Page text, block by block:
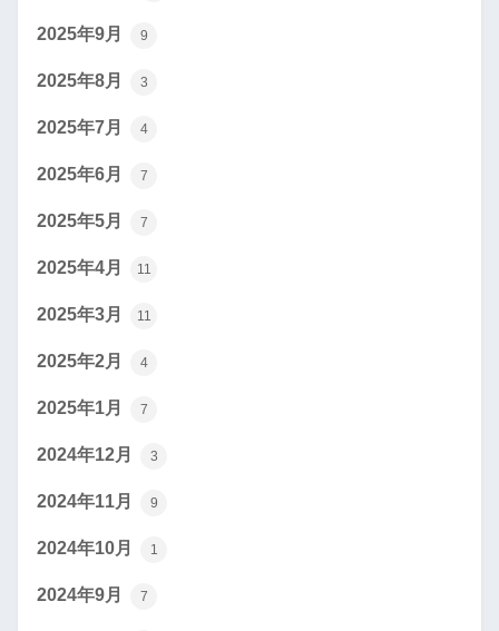
2025年9月 9
2025年8月 3
2025年7月 4
2025年6月 7
2025年5月 7
2025年4月 11
2025年3月 11
2025年2月 4
2025年1月 7
2024年12月 3
2024年11月 9
2024年10月 1
2024年9月 7